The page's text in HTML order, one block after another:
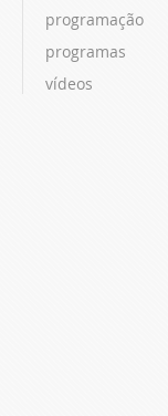
programação
programas
vídeos